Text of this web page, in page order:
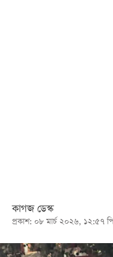
ভিডিও
কাগজ ডেস্ক
প্রকাশ: ০৮ মার্চ ২০২৬, ১২:৫৭